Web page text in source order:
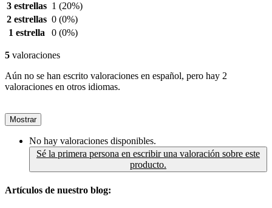
3 estrellas 1 (20%)
2 estrellas 0 (0%)
1 estrella
0 (0%)
5 valoraciones
Aún no se han escrito valoraciones en español, pero hay 2
valoraciones en otros idiomas.
Mostrar
No hay valoraciones disponibles.
Sé la primera persona en escribir una valoración sobre este
producto.
Artículos de nuestro blog: